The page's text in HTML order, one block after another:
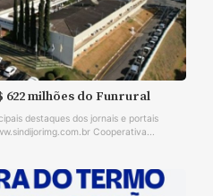
milhões do Funrural
destaques dos jornais e portais
Cooperativa...